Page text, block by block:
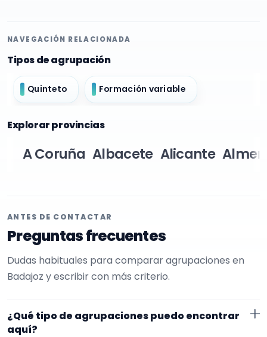
NAVEGACIÓN RELACIONADA
Tipos de agrupación
Quinteto Formación variable
Explorar provincias
A Coruña Albacete Alicante
ANTES DE CONTACTAR
Preguntas frecuentes
Dudas habituales para comparar agrupaciones en
Badajoz y escribir con más criterio.
¿Qué tipo de agrupaciones puedo encontrar
aquí?